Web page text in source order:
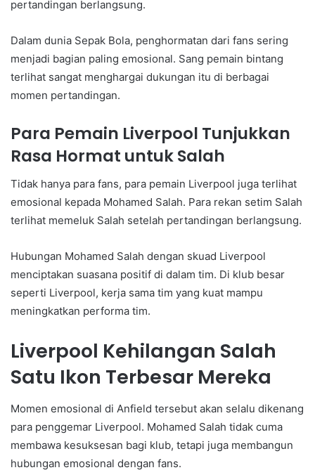
pertandingan berlangsung.
Dalam dunia Sepak Bola, penghormatan dari fans sering
menjadi bagian paling emosional. Sang pemain bintang
terlihat sangat menghargai dukungan itu di berbagai
momen pertandingan.
Para Pemain Liverpool Tunjukkan
Rasa Hormat untuk Salah
Tidak hanya para fans, para pemain Liverpool juga terlihat
emosional kepada Mohamed Salah. Para rekan setim Salah
terlihat memeluk Salah setelah pertandingan berlangsung.
Hubungan Mohamed Salah dengan skuad Liverpool
menciptakan suasana positif di dalam tim. Di klub besar
seperti Liverpool, kerja sama tim yang kuat mampu
meningkatkan performa tim.
Liverpool Kehilangan Salah
Satu Ikon Terbesar Mereka
Momen emosional di Anfield tersebut akan selalu dikenang
para penggemar Liverpool. Mohamed Salah tidak cuma
membawa kesuksesan bagi klub, tetapi juga membangun
hubungan emosional dengan fans.